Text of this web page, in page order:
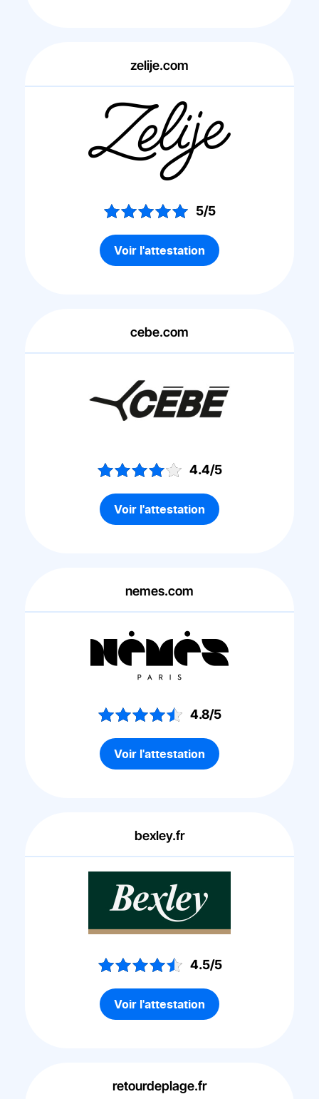
zelije.com
5/5
Voir l'attestation
cebe.com
4.4/5
Voir l'attestation
nemes.com
4.8/5
Voir l'attestation
bexley.fr
4.5/5
Voir l'attestation
retourdeplage.fr